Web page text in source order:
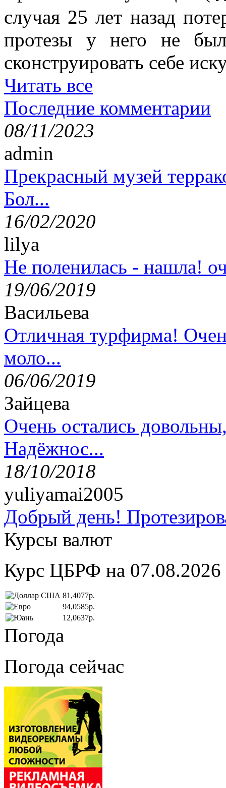
случая 25 лет назад
протезы у него не
сконструировать себе
Читать все
Последние комментарии
08/11/2023
admin
Прекрасный музей
Бол...
16/02/2020
lilya
Не поленилась - нашла!
19/06/2019
Васильева
Отличная турфирма!
моло...
06/06/2019
Зайцева
Очень остались
Надёжнос...
18/10/2018
yuliyamai2005
Добрый день!
Курсы валют
Курс ЦБРФ на 07.08.2026
81,4077р.
94,0585р.
12,0637р.
Погода
Погода сейчас